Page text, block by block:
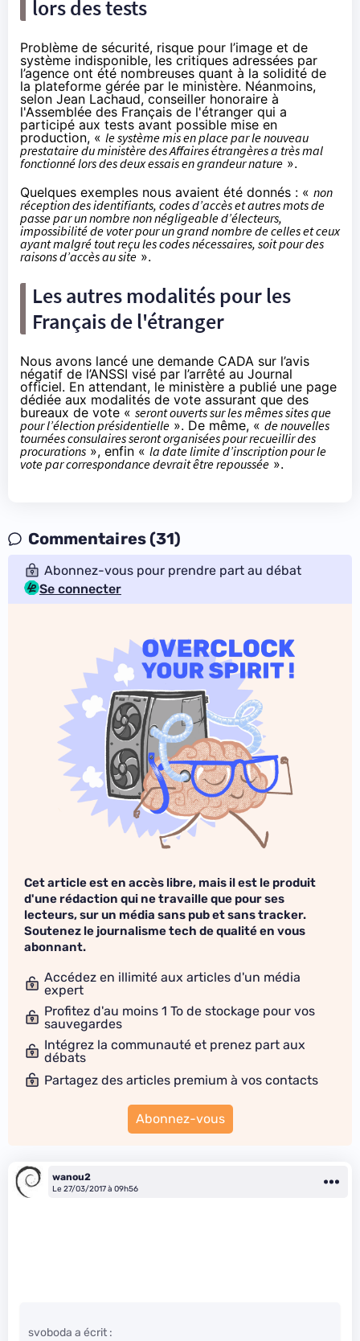
lors des tests
Problème de sécurité, risque pour l’image et de
système indisponible, les critiques adressées par
l’agence ont été nombreuses quant à la solidité de
la plateforme gérée par le ministère. Néanmoins,
selon Jean Lachaud, conseiller honoraire à
l'Assemblée des Français de l'étranger qui a
participé aux tests avant possible mise en
production, « le système mis en place par le nouveau
prestataire du ministère des Affaires étrangères a très mal
fonctionné lors des deux essais en grandeur nature ».
Quelques exemples nous avaient été donnés : « non
réception des identifiants, codes d’accès et autres mots de
passe par un nombre non négligeable d’électeurs,
impossibilité de voter pour un grand nombre de celles et ceux
ayant malgré tout reçu les codes nécessaires, soit pour des
raisons d’accès au site ».
Les autres modalités pour les
Français de l'étranger
Nous avons lancé une demande CADA sur l’avis
négatif de l’ANSSI visé par l’arrêté au Journal
officiel. En attendant, le ministère a publié une page
dédiée aux modalités de vote assurant que des
bureaux de vote « seront ouverts sur les mêmes sites que
pour l’élection présidentielle ». De même, « de nouvelles
tournées consulaires seront organisées pour recueillir des
procurations », enfin « la date limite d’inscription pour le
vote par correspondance devrait être repoussée ».
Commentaires (31)
Abonnez-vous pour prendre part au débat
Se connecter
Cet article est en accès libre, mais il est le produit
d'une rédaction qui ne travaille que pour ses
lecteurs, sur un média sans pub et sans tracker.
Soutenez le journalisme tech de qualité en vous
abonnant.
Accédez en illimité aux articles d'un média
expert
Profitez d'au moins 1 To de stockage pour vos
sauvegardes
Intégrez la communauté et prenez part aux
débats
Partagez des articles premium à vos contacts
Abonnez-vous
wanou2
Le 27/03/2017 à 09h56
svoboda a écrit :